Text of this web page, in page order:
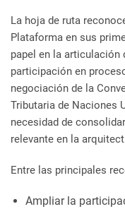
La hoja de ruta
Plataforma en sus
papel en la
participación en
negociación de la
Tributaria de Naciones
necesidad de
relevante en la
Entre las principales
Ampliar la